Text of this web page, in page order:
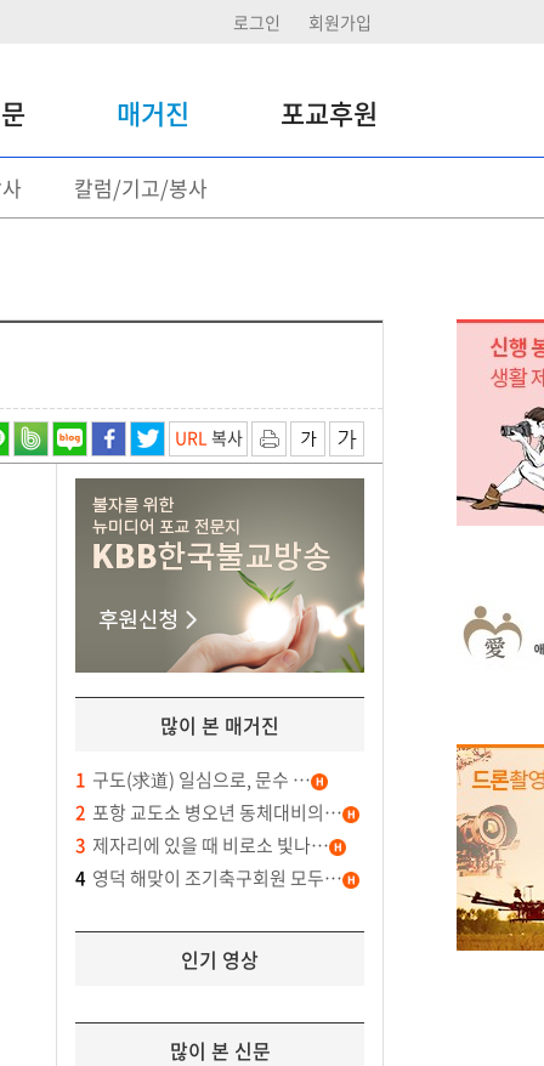
로그인 회원가입
매거진 포교후원
포교후원
칼럼/기고/봉사
URL 복사
많이 본 매거진
1 구도(求道) 일심으로, 문수 …
2 포항 교도소 병오년 동체대비의…
3 제자리에 있을 때 비로소 빛나…
4 영덕 해맞이 조기축구회원 모두…
인기 영상
많이 본 신문